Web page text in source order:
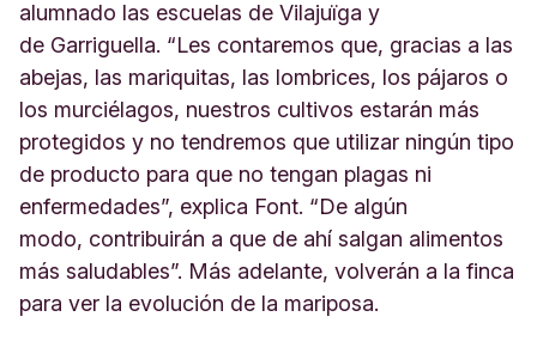
alumnado las escuelas de Vilajuïga y
de Garriguella. “Les contaremos que, gracias a las
abejas, las mariquitas, las lombrices, los pájaros o
los murciélagos, nuestros cultivos estarán más
protegidos y no tendremos que utilizar ningún tipo
de producto para que no tengan plagas ni
enfermedades”, explica Font. “De algún
modo, contribuirán a que de ahí salgan alimentos
más saludables”. Más adelante, volverán a la finca
para ver la evolución de la mariposa.